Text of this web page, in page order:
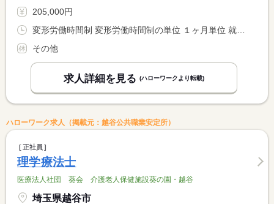
205,000円
その他
求人詳細を見る (ハローワークより転載)
ハローワーク求人（掲載元：越谷公共職業安定所）
正社員
理学療法士
医療法人社団 葵会 介護老人保健施設葵の園・越谷
埼玉県越谷市